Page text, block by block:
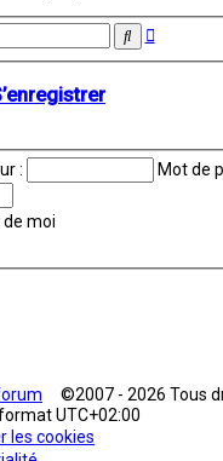
Rechercher
: Mot de
de moi
©2007 - 2026 Tous
UTC+02:00
les cookies